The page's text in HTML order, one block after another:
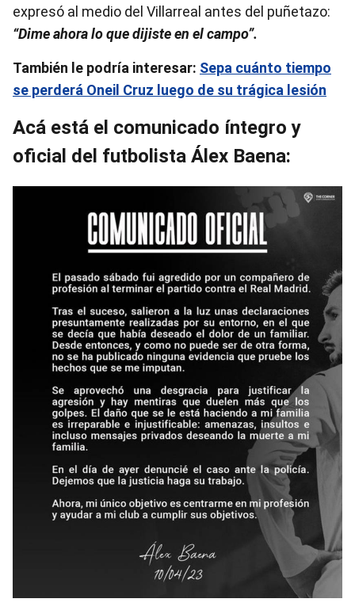
expresó al medio del Villarreal antes del puñetazo:
“Dime ahora lo que dijiste en el campo”.
También le podría interesar: Sepa cuánto tiempo
se perderá Oneil Cruz luego de su trágica lesión
Acá está el comunicado íntegro y
oficial del futbolista Álex Baena: